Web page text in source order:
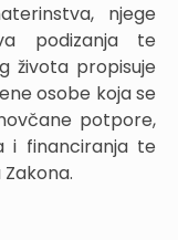
njege
podizanja te
života propisuje
osobe koja se
potpore,
i financiranja te